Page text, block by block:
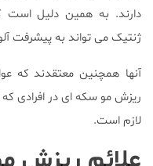
دارند. به همین دلیل است
ژنتیک می تواند به پیشرفت
آنها همچنین معتقدند که
ریزش مو سکه ای در افرادی
لازم است.